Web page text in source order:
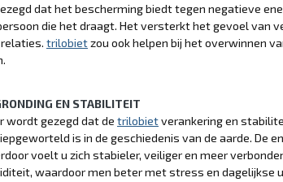
dat het bescherming biedt tegen negatieve
die het draagt. Het versterkt het gevoel van
trilobietzou ook helpen bij het overwinnen
EN STABILITEIT
wordt gezegd dat de trilobietverankering en
is in de geschiedenis van de aarde. De
voelt u zich stabieler, veiliger en meer
waardoor men beter met stress en dagelijkse